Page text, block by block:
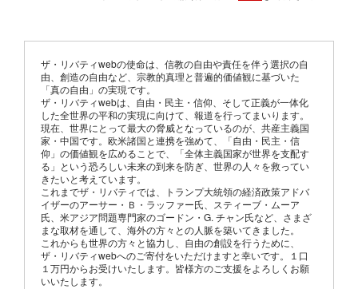
ザ・リバティwebの使命は、信教の自由や責任を伴う選択の自
由、創造の自由など、宗教的真理と普遍的価値観に基づいた
「真の自由」の実現です。
ザ・リバティwebは、自由・民主・信仰、そして正義が一体化
した全世界の平和の実現に向けて、報道を行ってまいります。
現在、世界にとって最大の脅威となっているのが、共産主義国
家・中国です。欧米諸国と連携を強めて、「自由・民主・信
仰」の価値観を広めることで、「全体主義国家が世界を支配す
る」という恐ろしい未来の到来を防ぎ、世界の人々を救ってい
きたいと考えています。
これまでザ・リバティでは、トランプ大統領の経済政策アドバ
イザーのアーサー・Ｂ・ラッファー氏、スティーブ・ムーア
氏、米アジア問題専門家のゴードン・G. チャン氏など、さまざ
まな取材を通して、海外の方々との人脈を築いてきました。
これからも世界の方々と協力し、自由の創設を行うために、
ザ・リバティwebへのご寄付をいただけますと幸いです。１口
１万円からお受けいたします。皆様方のご支援をよろしくお願
いいたします。